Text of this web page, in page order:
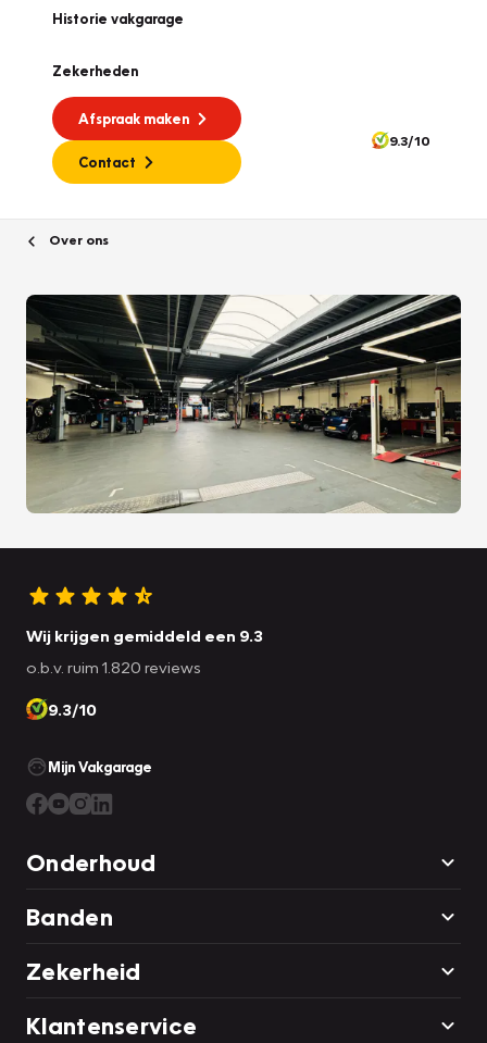
Historie vakgarage
Zekerheden
Afspraak maken
Contact
9.3/10
Over ons
Wij krijgen gemiddeld een 9.3
o.b.v. ruim 1.820 reviews
9.3/10
Mijn Vakgarage
Onderhoud
Banden
Zekerheid
Klantenservice